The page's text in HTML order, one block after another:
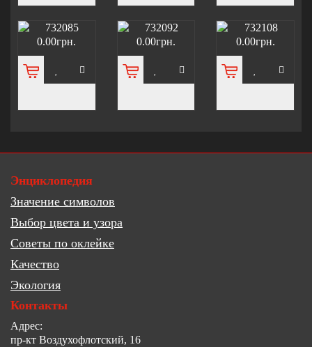
0.00грн. 0.00грн. 0.00грн.
Энциклопедия
Значение символов
Выбор цвета и узора
Советы по оклейке
Качество
Экология
Контакты
Адрес:
пр-кт Воздухофлотский, 16